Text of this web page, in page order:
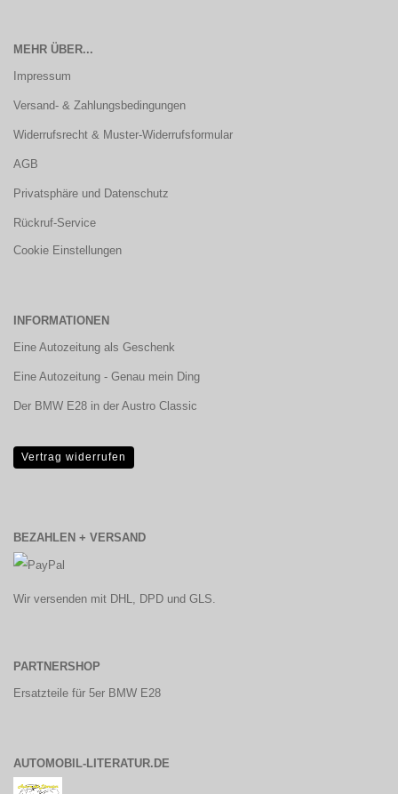
MEHR ÜBER...
Impressum
Versand- & Zahlungsbedingungen
Widerrufsrecht & Muster-Widerrufsformular
AGB
Privatsphäre und Datenschutz
Rückruf-Service
Cookie Einstellungen
INFORMATIONEN
Eine Autozeitung als Geschenk
Eine Autozeitung - Genau mein Ding
Der BMW E28 in der Austro Classic
Vertrag widerrufen
BEZAHLEN + VERSAND
Wir versenden mit DHL, DPD und GLS.
PARTNERSHOP
Ersatzteile für 5er BMW E28
AUTOMOBIL-LITERATUR.DE